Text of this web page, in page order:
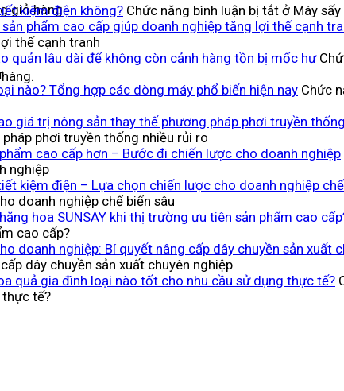
giỏ hàng.
kiệm điện không? Chức năng bình luận bị tắt ở Máy
phẩm cao cấp giúp doanh nghiệp tăng lợi thế cạnh
thế cạnh tranh
quản lâu dài để không còn cảnh hàng tồn bị mốc hư
nào? Tổng hợp các dòng máy phổ biến hiện nay Chức
giá trị nông sản thay thế phương pháp phơi truyền
phơi truyền thống nhiều rủi ro
cao cấp hơn – Bước đi chiến lược cho doanh nghiệp
nghiệp
kiệm điện – Lựa chọn chiến lược cho doanh nghiệp
doanh nghiệp chế biến sâu
hoa SUNSAY khi thị trường ưu tiên sản phẩm cao
cao cấp?
doanh nghiệp: Bí quyết nâng cấp dây chuyền sản xuất
dây chuyền sản xuất chuyên nghiệp
quả gia đình loại nào tốt cho nhu cầu sử dụng thực tế?
tế?